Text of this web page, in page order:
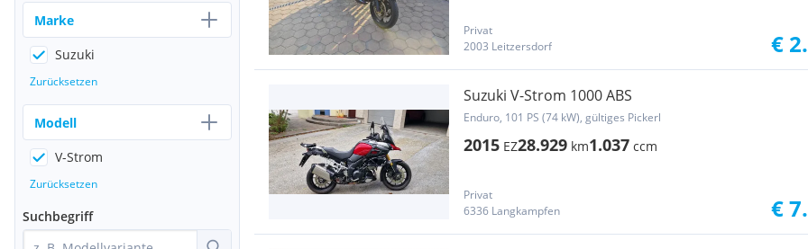
Privat
2003 Leitzersdorf
€
Suzuki V-Strom 1000 ABS
Enduro, 101 PS (74 kW), gültiges Pickerl
2015 EZ28.929 km1.037 ccm
Privat
6336 Langkampfen
€
Marke
Suzuki
Zurücksetzen
Modell
V-Strom
Zurücksetzen
Suchbegriff